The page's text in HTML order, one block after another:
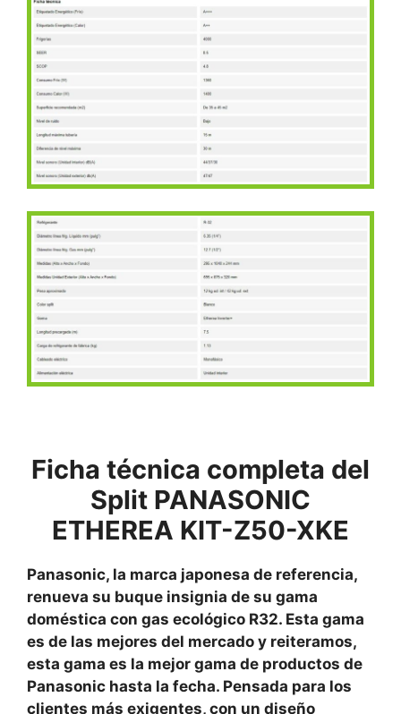
Ficha técnica completa del
Split PANASONIC
ETHEREA KIT-Z50-XKE
Panasonic, la marca japonesa de referencia,
renueva su buque insignia de su gama
doméstica con gas ecológico R32. Esta gama
es de las mejores del mercado y reiteramos,
esta gama es la mejor gama de productos de
Panasonic hasta la fecha. Pensada para los
clientes más exigentes, con un diseño